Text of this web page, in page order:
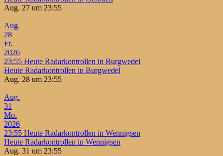
Aug. 27 um 23:55
Aug.
28
Fr.
2026
23:55 Heute Radarkontrollen in Burgwedel
Heute Radarkontrollen in Burgwedel
Aug. 28 um 23:55
Aug.
31
Mo.
2026
23:55 Heute Radarkontrollen in Wennigsen
Heute Radarkontrollen in Wennigsen
Aug. 31 um 23:55